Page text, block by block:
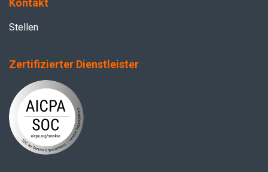
Stellen
Zertifizierter Dienstleister